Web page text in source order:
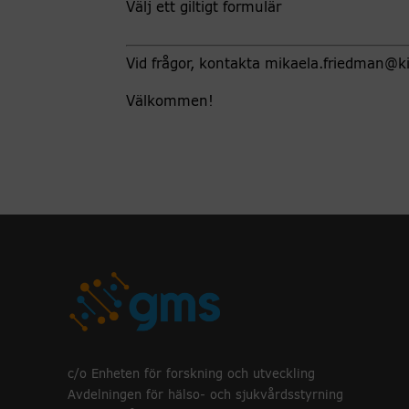
Välj ett giltigt formulär
Vid frågor, kontakta
Välkommen!
c/o Enheten för forskning och utveckling
Avdelningen för hälso- och sjukvårdsstyrning